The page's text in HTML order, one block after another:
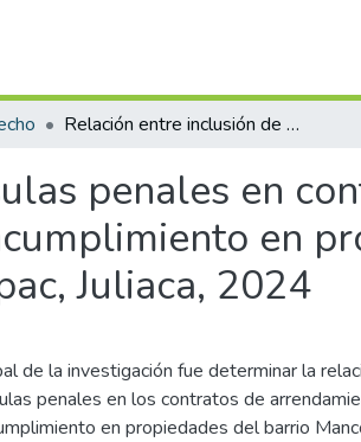
Relación entre inclusión de cláusulas penales en contratos de arrendamiento y conflictos por incumplimiento en propiedades arrendadas del Barrio Manco Cápac, Juliaca, 2024
penales en
en
Juliaca, 2024
de la investigación fue determinar la
penales en los contratos de
en propiedades del barrio